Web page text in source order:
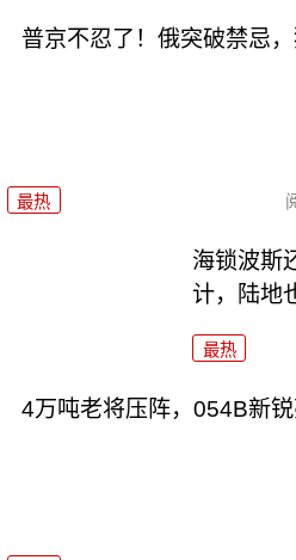
普京不忍了！俄突破禁忌，
最热
海锁波斯
计，陆地
最热
4万吨老将压阵，054B新